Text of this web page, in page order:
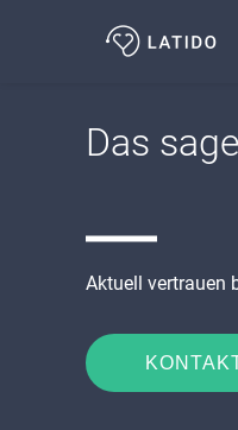
Das
Aktuell vertrauen